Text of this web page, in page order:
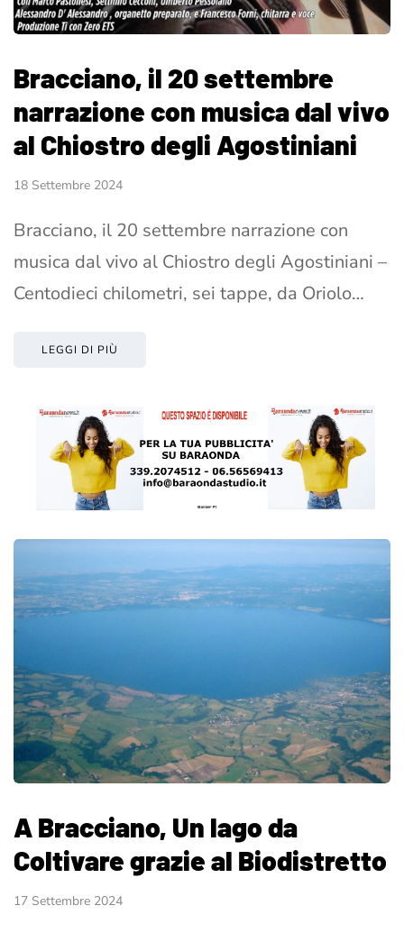
Bracciano, il 20 settembre
narrazione con musica dal vivo
al Chiostro degli Agostiniani
18 Settembre 2024
Bracciano, il 20 settembre narrazione con
musica dal vivo al Chiostro degli Agostiniani –
Centodieci chilometri, sei tappe, da Oriolo…
LEGGI DI PIÙ
A Bracciano, Un lago da
Coltivare grazie al Biodistretto
17 Settembre 2024